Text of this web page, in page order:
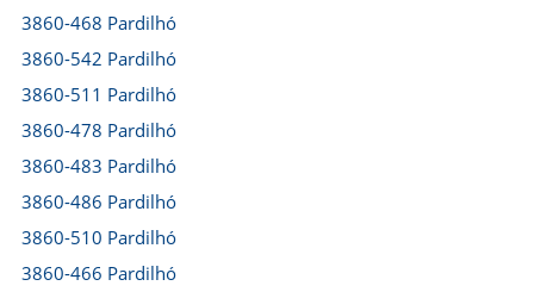
3860-468 Pardilhó
3860-542 Pardilhó
3860-511 Pardilhó
3860-478 Pardilhó
3860-483 Pardilhó
3860-486 Pardilhó
3860-510 Pardilhó
3860-466 Pardilhó